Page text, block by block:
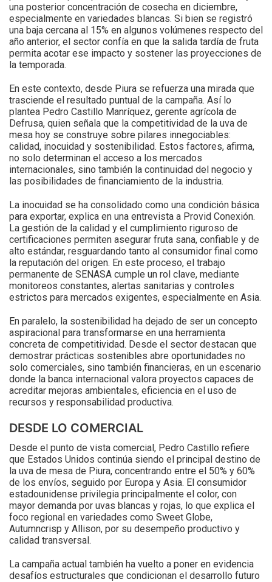
una posterior concentración de cosecha en diciembre,
especialmente en variedades blancas. Si bien se registró
una baja cercana al 15% en algunos volúmenes respecto del
año anterior, el sector confía en que la salida tardía de fruta
permita acotar ese impacto y sostener las proyecciones de
la temporada.
En este contexto, desde Piura se refuerza una mirada que
trasciende el resultado puntual de la campaña. Así lo
plantea Pedro Castillo Manríquez, gerente agrícola de
Defrusa, quien señala que la competitividad de la uva de
mesa hoy se construye sobre pilares innegociables:
calidad, inocuidad y sostenibilidad. Estos factores, afirma,
no solo determinan el acceso a los mercados
internacionales, sino también la continuidad del negocio y
las posibilidades de financiamiento de la industria.
La inocuidad se ha consolidado como una condición básica
para exportar, explica en una entrevista a Provid Conexión.
La gestión de la calidad y el cumplimiento riguroso de
certificaciones permiten asegurar fruta sana, confiable y de
alto estándar, resguardando tanto al consumidor final como
la reputación del origen. En este proceso, el trabajo
permanente de SENASA cumple un rol clave, mediante
monitoreos constantes, alertas sanitarias y controles
estrictos para mercados exigentes, especialmente en Asia.
En paralelo, la sostenibilidad ha dejado de ser un concepto
aspiracional para transformarse en una herramienta
concreta de competitividad. Desde el sector destacan que
demostrar prácticas sostenibles abre oportunidades no
solo comerciales, sino también financieras, en un escenario
donde la banca internacional valora proyectos capaces de
acreditar mejoras ambientales, eficiencia en el uso de
recursos y responsabilidad productiva.
DESDE LO COMERCIAL
Desde el punto de vista comercial, Pedro Castillo refiere
que Estados Unidos continúa siendo el principal destino de
la uva de mesa de Piura, concentrando entre el 50% y 60%
de los envíos, seguido por Europa y Asia. El consumidor
estadounidense privilegia principalmente el color, con
mayor demanda por uvas blancas y rojas, lo que explica el
foco regional en variedades como Sweet Globe,
Autumncrisp y Allison, por su desempeño productivo y
calidad transversal.
La campaña actual también ha vuelto a poner en evidencia
desafíos estructurales que condicionan el desarrollo futuro